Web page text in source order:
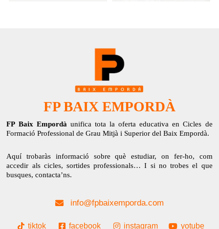
FP BAIX EMPORDÀ
FP Baix Empordà unifica tota la oferta educativa en Cicles de
Formació Professional de Grau Mitjà i Superior del Baix Empordà.
Aquí trobaràs informació sobre què estudiar, on fer-ho, com
accedir als cicles, sortides professionals… I si no trobes el que
busques, contacta’ns.
info@fpbaixemporda.com
tiktok facebook instagram yotube